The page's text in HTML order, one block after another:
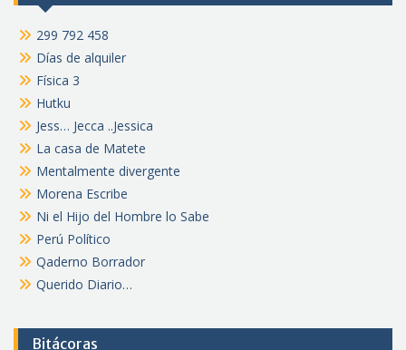
299 792 458
Días de alquiler
Física 3
Hutku
Jess… Jecca ..Jessica
La casa de Matete
Mentalmente divergente
Morena Escribe
Ni el Hijo del Hombre lo Sabe
Perú Político
Qaderno Borrador
Querido Diario…
Bitácoras